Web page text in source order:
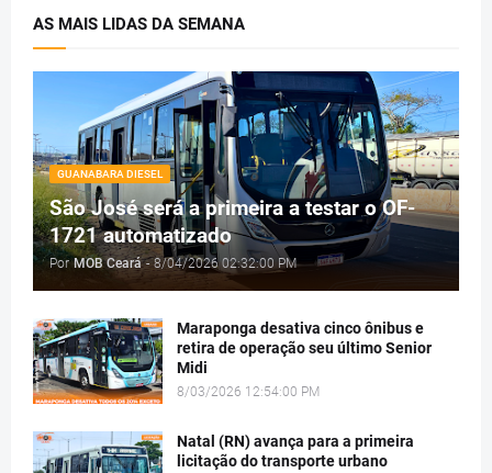
AS MAIS LIDAS DA SEMANA
GUANABARA DIESEL
São José será a primeira a testar o OF-
1721 automatizado
Por MOB Ceará - 8/04/2026 02:32:00 PM
Maraponga desativa cinco ônibus e
retira de operação seu último Senior
Midi
8/03/2026 12:54:00 PM
Natal (RN) avança para a primeira
licitação do transporte urbano